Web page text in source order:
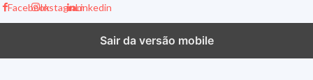
FacebookInstagramLinkedin
Sair da versão mobile